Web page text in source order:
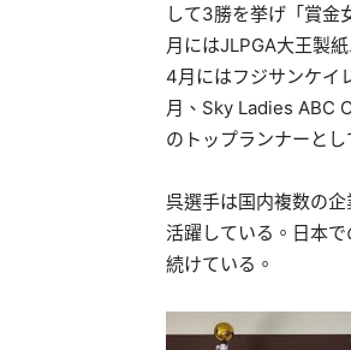
して3勝を挙げ「賞金
月にはJLPGA大王製
4月にはフジサンケイ
月、Sky Ladies ABC
のトップランナーと
呉選手は国内複数の
活躍している。日本
続けている。